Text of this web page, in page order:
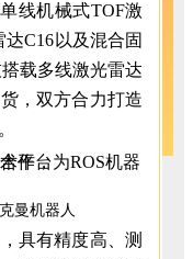
线机械式TOF激
C16以及混合固
载多线激光雷达
，双方合力打造
曼机器人
具有精度高、测